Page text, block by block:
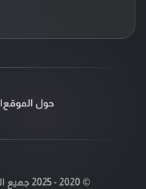
حول الموقع
© 2020 - 2025 جميع الحقوق محفوظة © سوق إن